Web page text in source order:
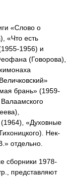
«Слово о
«Что есть
1956) и
(Говорова),
брань» (1959-
(1964), «Духовные
Нек-
отдельно.
сборники 1978-
представляют